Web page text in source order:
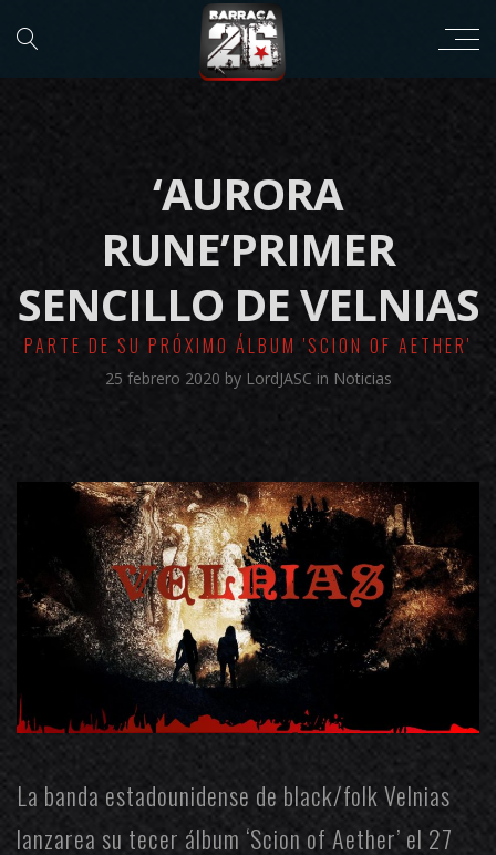
‘AURORA
RUNE’PRIMER
SENCILLO DE VELNIAS
PARTE DE SU PRÓXIMO ÁLBUM 'SCION OF AETHER'
25 febrero 2020 by LordJASC in Noticias
La banda estadounidense de black/folkVelnias
lanzarea su tecer álbum ‘Scion of Aether’ el 27